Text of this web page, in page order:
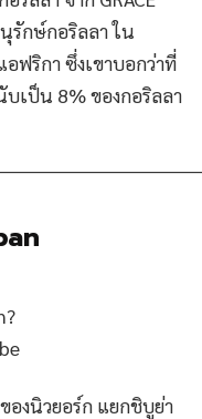
รักษ์กอริลลา ใน
ฟริกา ซึ่งเขาบอกว่าที่
เป็น 8% ของกอริลลา
องนิวยอร์ก แยกชิบูย่า